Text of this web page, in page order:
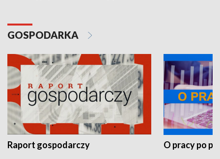
GOSPODARKA
Raport gospodarczy O pracy po